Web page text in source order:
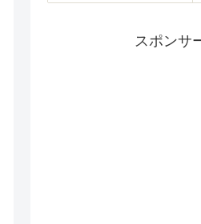
スポンサ